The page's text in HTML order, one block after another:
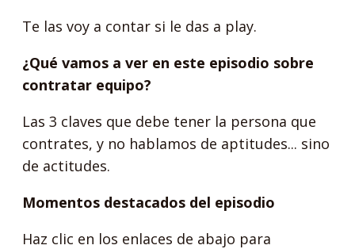
Te las voy a contar si le das a play.
¿Qué vamos a ver en este episodio sobre
contratar equipo?
Las 3 claves que debe tener la persona que
contrates, y no hablamos de aptitudes... sino
de actitudes.
Momentos destacados del episodio
Haz clic en los enlaces de abajo para